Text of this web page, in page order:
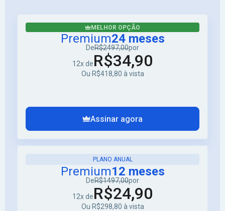
MELHOR OPÇÃO
Premium24 meses
DeR$2497,00por
12x deR$34,90
Ou R$418,80 à vista
Assinar agora
PLANO ANUAL
Premium12 meses
DeR$1497,00por
12x deR$24,90
Ou R$298,80 à vista